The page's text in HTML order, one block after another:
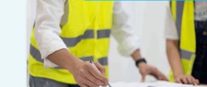
de
productpagina